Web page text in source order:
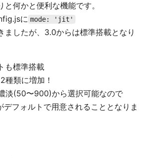
何かと便利な機能です。
に mode: 'jit'
ましたが、3.0からは標準搭載となり
も標準搭載
類に増加！
淡(50〜900)から選択可能なので
フォルトで用意されることとなりま